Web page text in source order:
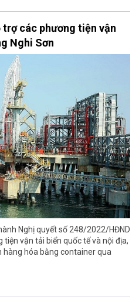
các phương tiện vận
Nghi Sơn
Nghị quyết số 248/2022/HĐND
vận tải biển quốc tế và nội địa,
hàng hóa bằng container qua